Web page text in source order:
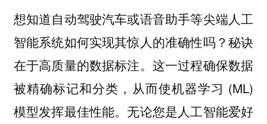
想知道自动驾驶汽车或语音助手等尖端人工
智能系统如何实现其惊人的准确性吗？秘诀
在于高质量的数据标注。 这一过程确保数据
被精确标记和分类，从而使机器学习 (ML)
模型发挥最佳性能。无论您是人工智能爱好